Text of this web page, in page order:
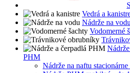
Vedrá a
Nádrže na vodu
Vodomerné
PHM
Nádrže na naftu